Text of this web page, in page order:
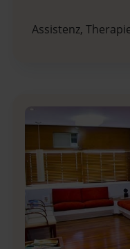
Assistenz,